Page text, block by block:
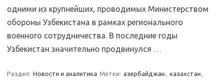
одними из крупнейших, проводимых Министерством
обороны Узбекистана в рамках регионального
военного сотрудничества. В последние годы
Узбекистан значительно продвинулся …
Раздел: Новости и аналитика Метки: азербайджан , казахстан ,